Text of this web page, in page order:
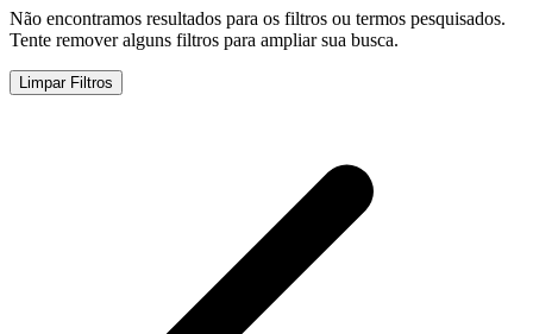
Não encontramos resultados para os filtros ou termos pesquisados.
Tente remover alguns filtros para ampliar sua busca.
Limpar Filtros